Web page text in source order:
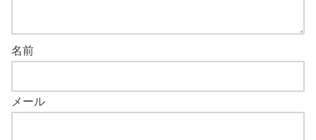
名前
メール